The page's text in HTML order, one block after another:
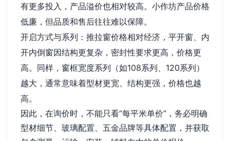
有更多投入，产品溢价也相对较高。小作坊产品价格
低廉，但品质和售后往往难以保障。
开启方式与系列：推拉窗价格相对经济，平开窗、内
开内倒窗因结构更复杂，密封性要求更高，价格更
高。同样，窗框宽度系列（如108系列、120系列）
越大，通常意味着型材更宽、结构更强，价格也越
高。
因此，在询价时，不能只看“每平米单价”，务必明确
型材细节、玻璃配置、五金品牌等具体配置，并获取